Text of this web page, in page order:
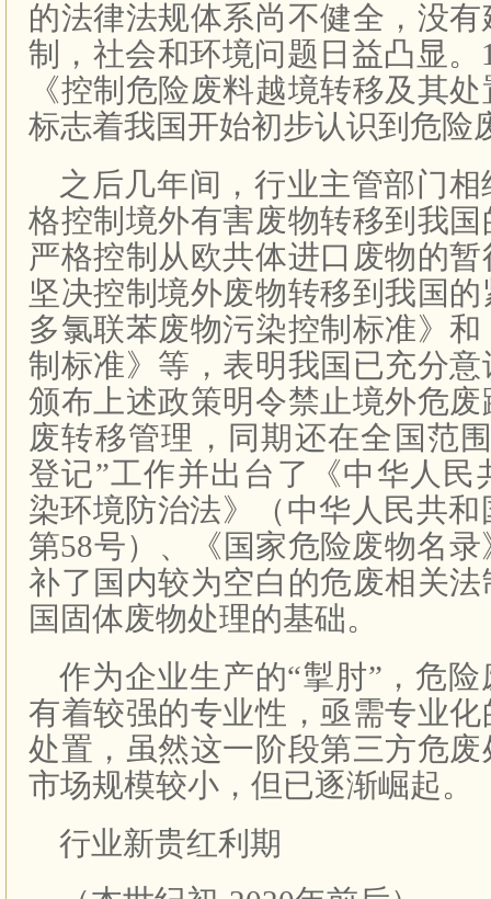
的法律法规体系尚不健全，没
制，社会和环境问题日益凸显。
《控制危险废料越境转移及其
标志着我国开始初步认识到危险
之后几年间，行业主管部门
格控制境外有害废物转移到我
严格控制从欧共体进口废物的
坚决控制境外废物转移到我国
多氯联苯废物污染控制标准》
制标准》等，表明我国已充分
颁布上述政策明令禁止境外危
废转移管理，同期还在全国范
登记”工作并出台了《中华人民
染环境防治法》（中华人民共和
第58号）、《国家危险废物名
补了国内较为空白的危废相关
国固体废物处理的基础。
作为企业生产的“掣肘”，危
有着较强的专业性，亟需专业
处置，虽然这一阶段第三方危
市场规模较小，但已逐渐崛起。
行业新贵红利期